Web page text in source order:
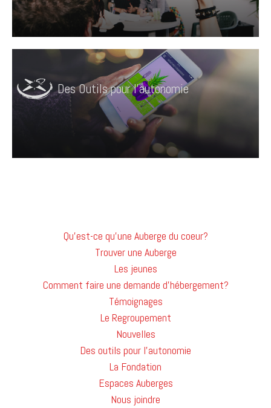
Des Outils pour l'autonomie
Qu'est-ce qu'une Auberge du coeur?
Trouver une Auberge
Les jeunes
Comment faire une demande d'hébergement?
Témoignages
Le Regroupement
Nouvelles
Des outils pour l'autonomie
La Fondation
Espaces Auberges
Nous joindre